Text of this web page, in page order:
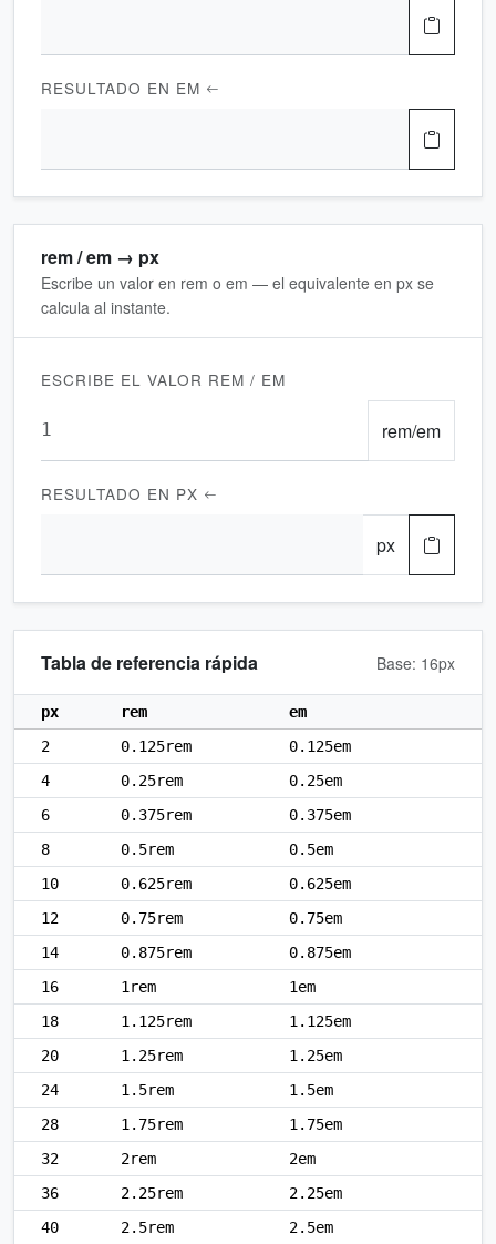
RESULTADO EN EM
rem / em → px
Escribe un valor en rem o em — el equivalente en px se
calcula al instante.
ESCRIBE EL VALOR REM / EM
rem/em
RESULTADO EN PX
px
Tabla de referencia rápida Base: 16px
px rem
em
2
0.125rem
0.125em
4
0.25rem
0.25em
6
0.375rem
0.375em
8
0.5rem
0.5em
10
0.625rem
0.625em
12
0.75rem
0.75em
14
0.875rem
0.875em
16
1rem
1em
18
1.125rem
1.125em
20
1.25rem
1.25em
24
1.5rem
1.5em
28
1.75rem
1.75em
32
2rem
2em
36
2.25rem
2.25em
40
2.5rem 2.5em